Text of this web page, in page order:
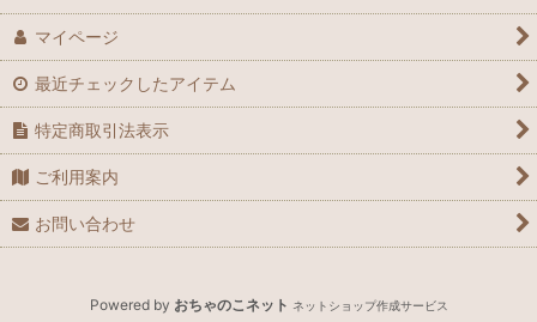
インド雑貨
マイページ
最近チェックしたアイテム
特定商取引法表示
ご利用案内
お問い合わせ
Powered by おちゃのこネット ネットショップ作成サービス